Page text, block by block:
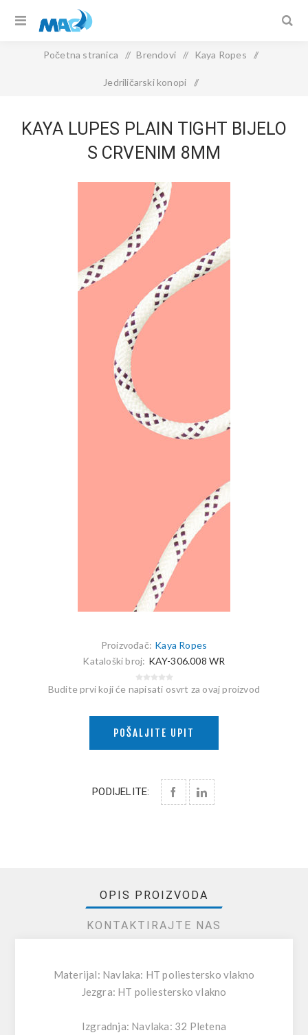
Početna stranica / Brendovi / Kaya Ropes /
Jedriličarski konopi /
KAYA LUPES PLAIN TIGHT BIJELO
S CRVENIM 8MM
Proizvođač: Kaya Ropes
Kataloški broj: KAY-306.008 WR
Budite prvi koji će napisati osvrt za ovaj proizvod
POŠALJITE UPIT
PODIJELITE:
OPIS PROIZVODA
KONTAKTIRAJTE NAS
Materijal: Navlaka: HT poliestersko vlakno
Jezgra: HT poliestersko vlakno
Izgradnja: Navlaka: 32 Pletena